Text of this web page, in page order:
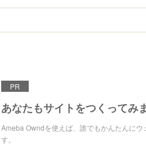
PR
あなたもサイトをつくってみ
Ameba Owndを使えば、誰でもかんたんにウ
す。